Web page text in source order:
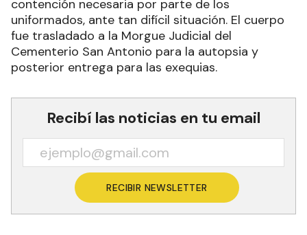
contención necesaria por parte de los
uniformados, ante tan difícil situación. El cuerpo
fue trasladado a la Morgue Judicial del
Cementerio San Antonio para la autopsia y
posterior entrega para las exequias.
Recibí las noticias en tu email
RECIBIR NEWSLETTER